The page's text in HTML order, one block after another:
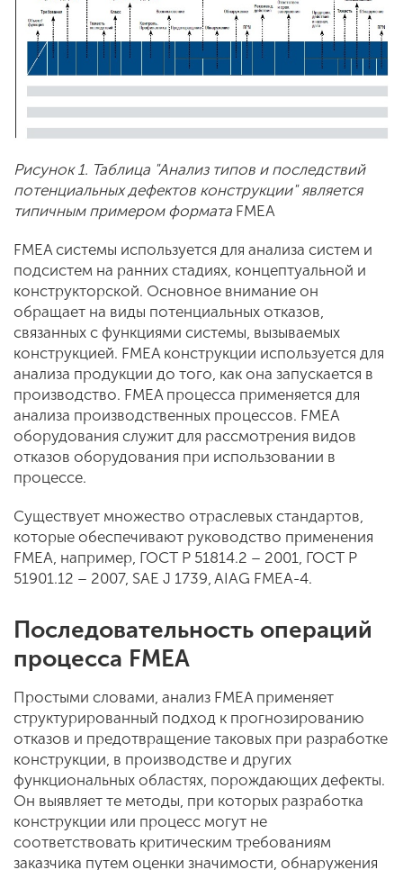
Рисунок 1. Таблица "Анализ типов и последствий
потенциальных дефектов конструкции" является
типичным примером формата FMEA
FMEA системы используется для анализа систем и
подсистем на ранних стадиях, концептуальной и
конструкторской. Основное внимание он
обращает на виды потенциальных отказов,
связанных с функциями системы, вызываемых
конструкцией. FMEA конструкции используется для
анализа продукции до того, как она запускается в
производство. FMEA процесса применяется для
анализа производственных процессов. FMEA
оборудования служит для рассмотрения видов
отказов оборудования при использовании в
процессе.
Существует множество отраслевых стандартов,
которые обеспечивают руководство применения
FMEA, например, ГОСТ Р 51814.2 – 2001, ГОСТ Р
51901.12 – 2007, SAE J 1739, AIAG FMEA-4.
Последовательность операций
процесса FMEA
Простыми словами, анализ FMEA применяет
структурированный подход к прогнозированию
отказов и предотвращение таковых при разработке
конструкции, в производстве и других
функциональных областях, порождающих дефекты.
Он выявляет те методы, при которых разработка
конструкции или процесс могут не
соответствовать критическим требованиям
заказчика путем оценки значимости, обнаружения